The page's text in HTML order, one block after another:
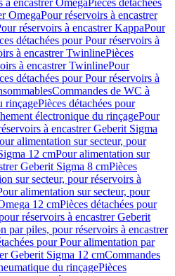
à encastrer OmegaPièces détachées
OmegaPour réservoirs à encastrer
réservoirs à encastrer KappaPour
détachées pour Pour réservoirs à
à encastrer TwinlinePièces
à encastrer TwinlinePour
détachées pour Pour réservoirs à
Commandes de WC à
rinçagePièces détachées pour
électronique du rinçagePour
à encastrer Geberit Sigma
alimentation sur secteur, pour
12 cmPour alimentation sur
Geberit Sigma 8 cmPièces
sur secteur, pour réservoirs à
alimentation sur secteur, pour
12 cmPièces détachées pour
réservoirs à encastrer Geberit
par piles, pour réservoirs à encastrer
pour Pour alimentation par
Geberit Sigma 12 cmCommandes
du rinçagePièces